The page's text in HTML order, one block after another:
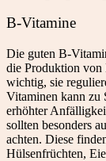
B-Vitamine
Die guten B-
die Produktion von
wichtig, sie
Vitaminen kann zu
erhöhter
sollten besonders
achten. Diese
Hülsenfrüchten,